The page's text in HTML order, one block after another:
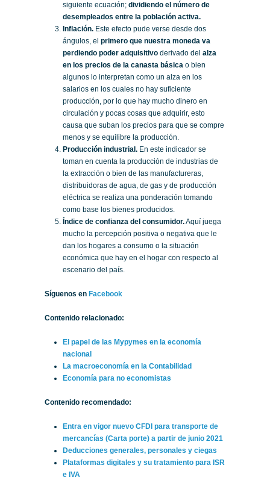
siguiente ecuación; dividiendo el número de
desempleados entre la población activa.
Inflación. Este efecto pude verse desde dos
ángulos, el primero que nuestra moneda va
perdiendo poder adquisitivo derivado del alza
en los precios de la canasta básica o bien
algunos lo interpretan como un alza en los
salarios en los cuales no hay suficiente
producción, por lo que hay mucho dinero en
circulación y pocas cosas que adquirir, esto
causa que suban los precios para que se compre
menos y se equilibre la producción.
Producción industrial. En este indicador se
toman en cuenta la producción de industrias de
la extracción o bien de las manufactureras,
distribuidoras de agua, de gas y de producción
eléctrica se realiza una ponderación tomando
como base los bienes producidos.
Índice de confianza del consumidor.Aquí juega
mucho la percepción positiva o negativa que le
dan los hogares a consumo o la situación
económica que hay en el hogar con respecto al
escenario del país.
Síguenos en Facebook
Contenido relacionado:
El papel de las Mypymes en la economía
nacional
La macroeconomía en la Contabilidad
Economía para no economistas
Contenido recomendado:
Entra en vigor nuevo CFDI para transporte de
mercancías (Carta porte) a partir de junio 2021
Deducciones generales, personales y ciegas
Plataformas digitales y su tratamiento para ISR
e IVA